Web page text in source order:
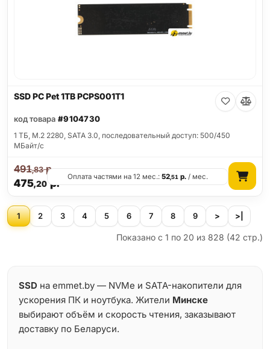
SSD PC Pet 1TB PCPS001T1
код товара #9104730
1 ТБ, M.2 2280, SATA 3.0, последовательный доступ: 500/450
МБайт/с
475,20р.
491,83р.
Оплата частями на 12 мес.:52,51 р. / мес.
1 2 3 4 5 6 7 8 9 > >|
Показано с 1 по 20 из 828 (42 стр.)
SSD на emmet.by — NVMe и SATA-накопители для
ускорения ПК и ноутбука. Жители Минске
выбирают объём и скорость чтения, заказывают
доставку по Беларуси.